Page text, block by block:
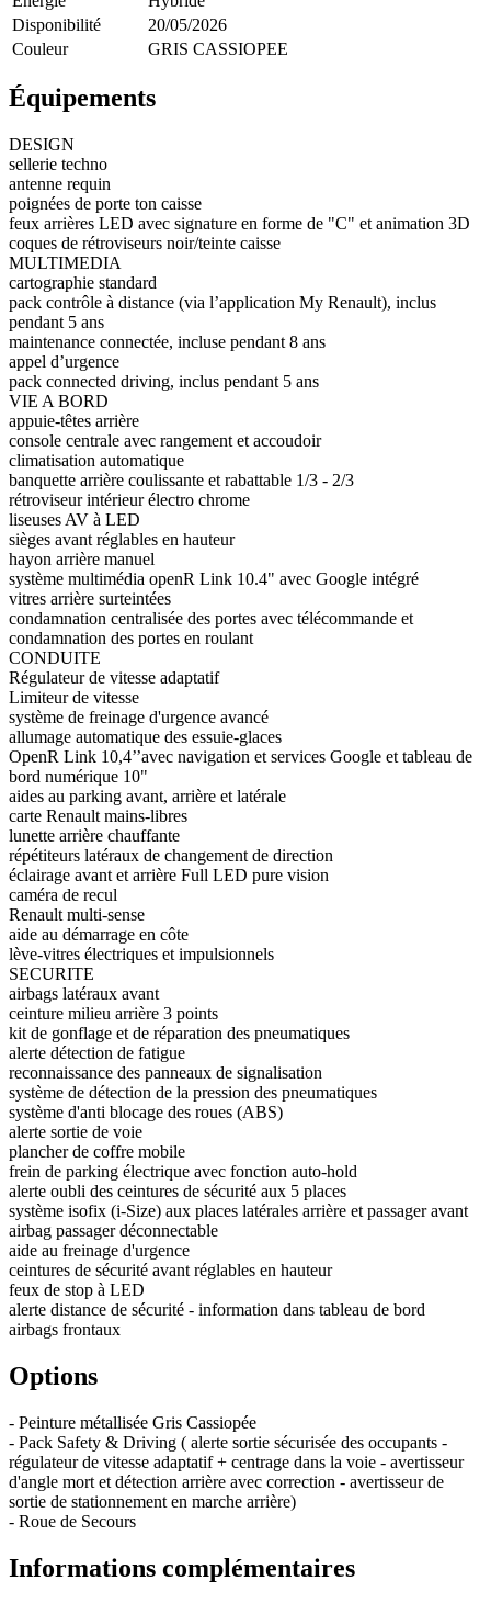
Disponibilité
20/05/2026
Couleur
GRIS CASSIOPEE
Équipements
DESIGN
sellerie techno
antenne requin
poignées de porte ton caisse
feux arrières LED avec signature en forme de "C" et animation 3D
coques de rétroviseurs noir/teinte caisse
MULTIMEDIA
cartographie standard
pack contrôle à distance (via l’application My Renault), inclus
pendant 5 ans
maintenance connectée, incluse pendant 8 ans
appel d’urgence
pack connected driving, inclus pendant 5 ans
VIE A BORD
appuie-têtes arrière
console centrale avec rangement et accoudoir
climatisation automatique
banquette arrière coulissante et rabattable 1/3 - 2/3
rétroviseur intérieur électro chrome
liseuses AV à LED
sièges avant réglables en hauteur
hayon arrière manuel
système multimédia openR Link 10.4" avec Google intégré
vitres arrière surteintées
condamnation centralisée des portes avec télécommande et
condamnation des portes en roulant
CONDUITE
Régulateur de vitesse adaptatif
Limiteur de vitesse
système de freinage d'urgence avancé
allumage automatique des essuie-glaces
OpenR Link 10,4’’avec navigation et services Google et tableau de
bord numérique 10"
aides au parking avant, arrière et latérale
carte Renault mains-libres
lunette arrière chauffante
répétiteurs latéraux de changement de direction
éclairage avant et arrière Full LED pure vision
caméra de recul
Renault multi-sense
aide au démarrage en côte
lève-vitres électriques et impulsionnels
SECURITE
airbags latéraux avant
ceinture milieu arrière 3 points
kit de gonflage et de réparation des pneumatiques
alerte détection de fatigue
reconnaissance des panneaux de signalisation
système de détection de la pression des pneumatiques
système d'anti blocage des roues (ABS)
alerte sortie de voie
plancher de coffre mobile
frein de parking électrique avec fonction auto-hold
alerte oubli des ceintures de sécurité aux 5 places
système isofix (i-Size) aux places latérales arrière et passager avant
airbag passager déconnectable
aide au freinage d'urgence
ceintures de sécurité avant réglables en hauteur
feux de stop à LED
alerte distance de sécurité - information dans tableau de bord
airbags frontaux
Options
- Peinture métallisée Gris Cassiopée
- Pack Safety & Driving ( alerte sortie sécurisée des occupants -
régulateur de vitesse adaptatif + centrage dans la voie - avertisseur
d'angle mort et détection arrière avec correction - avertisseur de
sortie de stationnement en marche arrière)
- Roue de Secours
Informations complémentaires